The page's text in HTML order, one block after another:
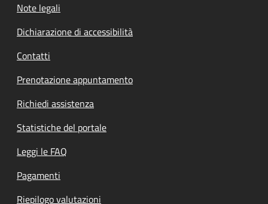
Note legali
Dichiarazione di accessibilità
Contatti
Prenotazione appuntamento
Richiedi assistenza
Statistiche del portale
Leggi le FAQ
Pagamenti
Riepilogo valutazioni